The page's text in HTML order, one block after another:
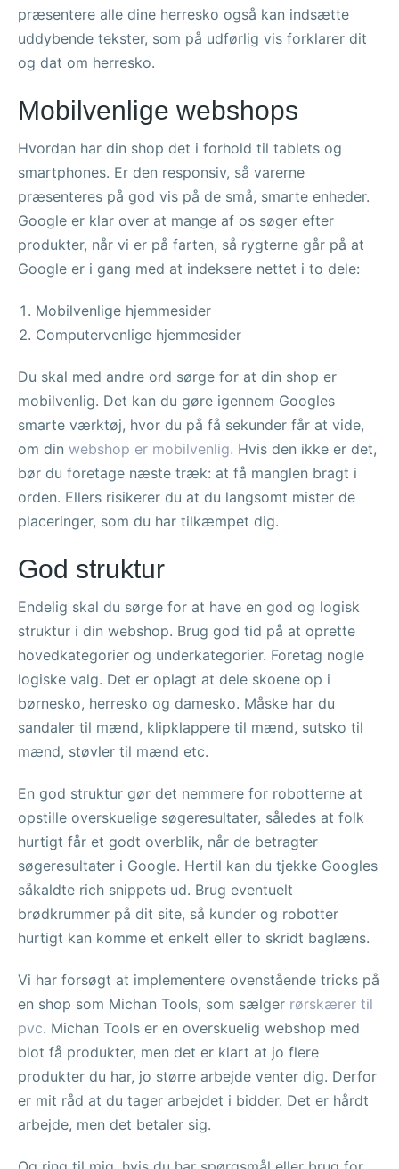
præsentere alle dine herresko også kan indsætte
uddybende tekster, som på udførlig vis forklarer dit
og dat om herresko.
Mobilvenlige webshops
Hvordan har din shop det i forhold til tablets og
smartphones. Er den responsiv, så varerne
præsenteres på god vis på de små, smarte enheder.
Google er klar over at mange af os søger efter
produkter, når vi er på farten, så rygterne går på at
Google er i gang med at indeksere nettet i to dele:
Mobilvenlige hjemmesider
Computervenlige hjemmesider
Du skal med andre ord sørge for at din shop er
mobilvenlig. Det kan du gøre igennem Googles
smarte værktøj, hvor du på få sekunder får at vide,
om din webshop er mobilvenlig. Hvis den ikke er det,
bør du foretage næste træk: at få manglen bragt i
orden. Ellers risikerer du at du langsomt mister de
placeringer, som du har tilkæmpet dig.
God struktur
Endelig skal du sørge for at have en god og logisk
struktur i din webshop. Brug god tid på at oprette
hovedkategorier og underkategorier. Foretag nogle
logiske valg. Det er oplagt at dele skoene op i
børnesko, herresko og damesko. Måske har du
sandaler til mænd, klipklappere til mænd, sutsko til
mænd, støvler til mænd etc.
En god struktur gør det nemmere for robotterne at
opstille overskuelige søgeresultater, således at folk
hurtigt får et godt overblik, når de betragter
søgeresultater i Google. Hertil kan du tjekke Googles
såkaldte rich snippets ud. Brug eventuelt
brødkrummer på dit site, så kunder og robotter
hurtigt kan komme et enkelt eller to skridt baglæns.
Vi har forsøgt at implementere ovenstående tricks på
en shop som Michan Tools, som sælger rørskærer til
pvc. Michan Tools er en overskuelig webshop med
blot få produkter, men det er klart at jo flere
produkter du har, jo større arbejde venter dig. Derfor
er mit råd at du tager arbejdet i bidder. Det er hårdt
arbejde, men det betaler sig.